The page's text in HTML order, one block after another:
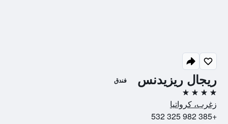
ريجال ريزيدنس فندق
4 نجوم
زغرب، كرواتيا
+385 982 325 532